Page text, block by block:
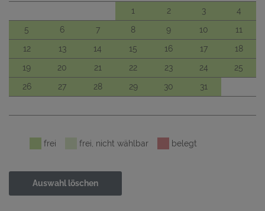
1
2 3
4
5
6 7 8 9 10
11
12
13 14 15 16 17
18
19
20 21 22 23 24
25
26
27 28 29 30 31
frei frei, nicht wählbar belegt
Auswahl löschen